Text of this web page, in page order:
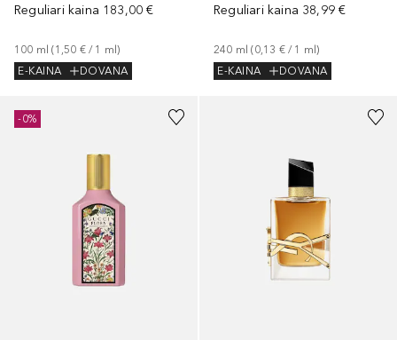
Reguliari kaina 183,00 €
100 ml (1,50 € / 1 ml)
E-KAINA
DOVANA
Reguliari kaina 38,99 €
240 ml (0,13 € / 1 ml)
E-KAINA
DOVANA
-0%